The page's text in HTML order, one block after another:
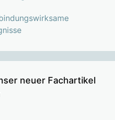
neuer Fachartikel